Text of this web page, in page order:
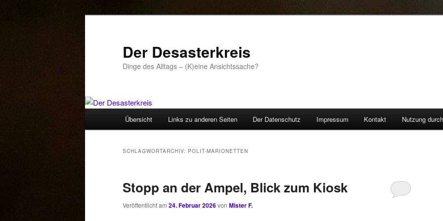
Der Desasterkreis
Dinge des Alltags – (K)eine Ansichtssache?
Übersicht Links zu anderen Seiten Der Datenschutz Impressum Kontakt Nutzung
SCHLAGWORTARCHIV: POLIT-MARIONETTEN
Stopp an der Ampel, Blick zum Kiosk
Veröffentlicht am 24. Februar 2026von Mister F.